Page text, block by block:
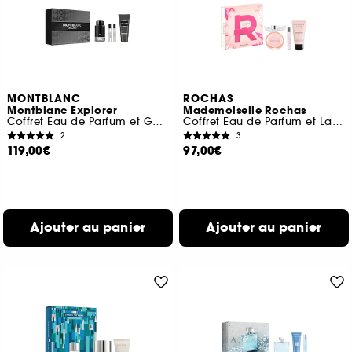
MONTBLANC
Montblanc Explorer
Coffret Eau de Parfum et Gel Douche
2
119,00€
Ajouter au panier
ROCHAS
Mademoiselle Rochas
Coffret Eau de Parfum et Lait Corps
3
97,00€
Ajouter au panier